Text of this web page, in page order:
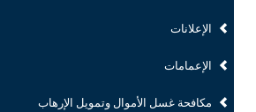
الإعلانات
الإعمامات
مكافحة غسل الأموال وتمويل الإرهاب